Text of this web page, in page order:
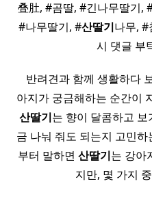
叠肚, #곰딸, #긴나무딸기,
#나무딸기, #산딸기나무, #
시 댓글 부
반려견과 함께 생활하다
아지가 궁금해하는 순간이
산딸기는 향이 달콤하고
금 나눠 줘도 되는지 고민
부터 말하면 산딸기는 강아
지만, 몇 가지